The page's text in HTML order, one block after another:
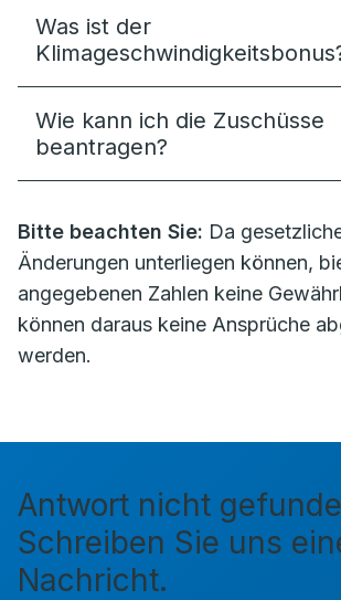
Was ist der
Wie kann ich die Zuschüsse
beantragen?
Bitte beachten Sie: Da
Änderungen unterliegen können,
angegebenen Zahlen keine
können daraus keine Ansprüche
werden.
Antwort nicht
Schreiben Sie uns
Nachricht.